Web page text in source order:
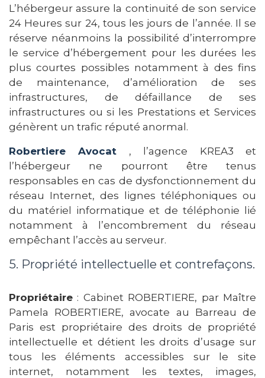
L’hébergeur assure la continuité de son service
24 Heures sur 24, tous les jours de l’année. Il se
réserve néanmoins la possibilité d’interrompre
le service d’hébergement pour les durées les
plus courtes possibles notamment à des fins
de maintenance, d’amélioration de ses
infrastructures, de défaillance de ses
infrastructures ou si les Prestations et Services
génèrent un trafic réputé anormal.
Robertiere Avocat , l’agence KREA3 et
l’hébergeur ne pourront être tenus
responsables en cas de dysfonctionnement du
réseau Internet, des lignes téléphoniques ou
du matériel informatique et de téléphonie lié
notamment à l’encombrement du réseau
empêchant l’accès au serveur.
5. Propriété intellectuelle et contrefaçons.
Propriétaire : Cabinet ROBERTIERE, par Maître
Pamela ROBERTIERE, avocate au Barreau de
Paris est propriétaire des droits de propriété
intellectuelle et détient les droits d’usage sur
tous les éléments accessibles sur le site
internet, notamment les textes, images,